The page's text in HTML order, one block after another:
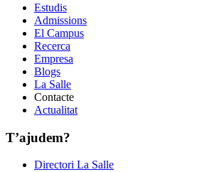
Estudis
Admissions
El Campus
Recerca
Empresa
Blogs
La Salle
Contacte
Actualitat
T’ajudem?
Directori La Salle